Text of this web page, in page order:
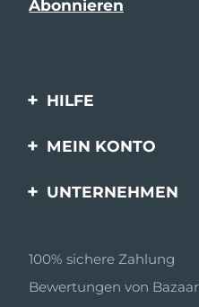
HILFE
Kontaktiere uns
MEIN KONTO
UNTERNEHMEN
Partnerprogramm
Partner Nachrichten
100% sichere Zahlung
Bewertungen von